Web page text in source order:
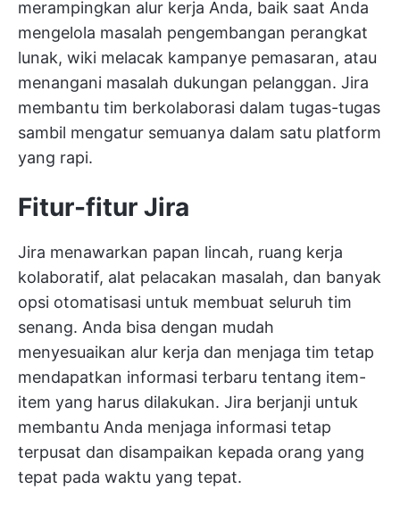
merampingkan alur kerja Anda, baik saat Anda
mengelola masalah pengembangan perangkat
lunak, wiki melacak kampanye pemasaran, atau
menangani masalah dukungan pelanggan. Jira
membantu tim berkolaborasi dalam tugas-tugas
sambil mengatur semuanya dalam satu platform
yang rapi.
Fitur-fitur Jira
Jira menawarkan papan lincah, ruang kerja
kolaboratif, alat pelacakan masalah, dan banyak
opsi otomatisasi untuk membuat seluruh tim
senang. Anda bisa dengan mudah
menyesuaikan alur kerja dan menjaga tim tetap
mendapatkan informasi terbaru tentang item-
item yang harus dilakukan. Jira berjanji untuk
membantu Anda menjaga informasi tetap
terpusat dan disampaikan kepada orang yang
tepat pada waktu yang tepat.